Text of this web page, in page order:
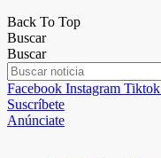
Back To Top
Buscar
Buscar
Facebook Instagram Tiktok
Suscríbete
Anúnciate